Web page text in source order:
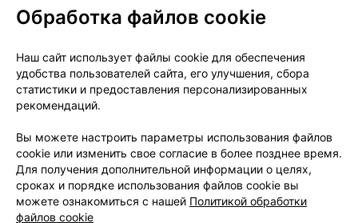
О проекте
Новости проекта
Размещение рекламы
Медицинский маркетинг
Публичный договор
Доставка
Способы оплаты
Вакансии
Партнеры
Написать руководителю 103.by
Написать в поддержку
Персональные настройки Cookie
Обработка файлов cookie
Наш сайт использует файлы cookie для обеспечения
удобства пользователей сайта, его улучшения, сбора
статистики и предоставления персонализированных
рекомендаций.
Вы можете настроить параметры использования файлов
cookie или изменить свое согласие в более позднее время.
Для получения дополнительной информации о целях,
сроках и порядке использования файлов cookie вы
можете ознакомиться с нашей Политикой обработки
файлов cookie